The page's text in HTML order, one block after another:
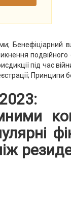
Бенефіціарний
під час
Принципи